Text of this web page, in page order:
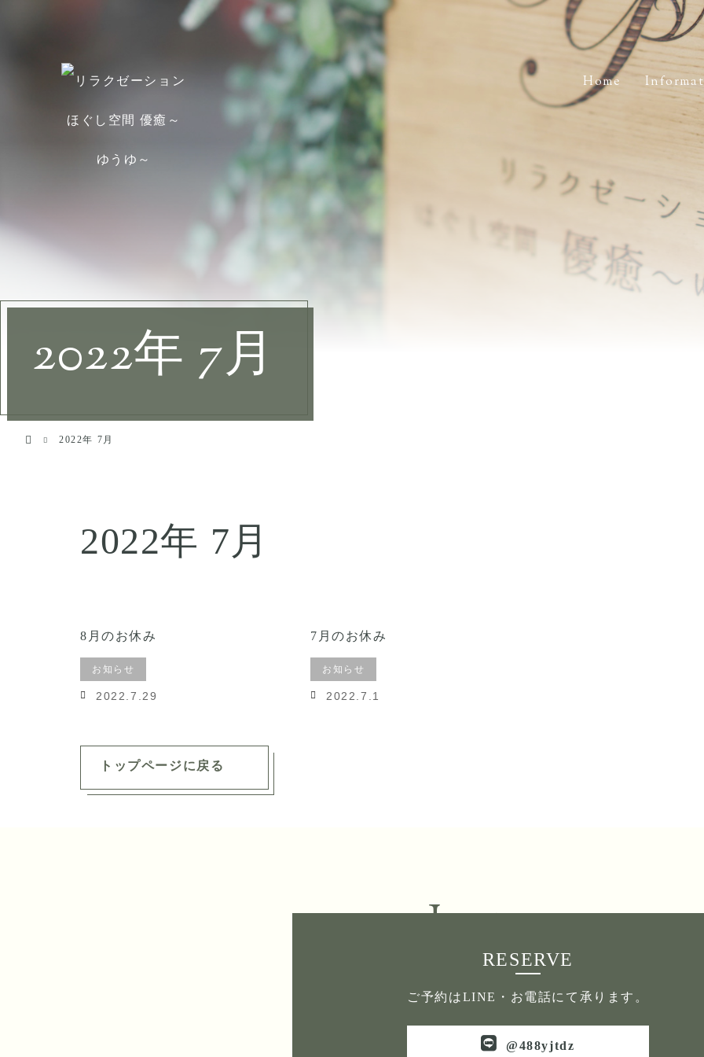
Home
Information
Contact
2022年 7月
ホーム
2022年 7月
2022年 7月
8月のお休み
お知らせ
2022.7.29
7月のお休み
お知らせ
2022.7.1
トップページに戻る
Instagram
RESERVE
ご予約はLINE・お電話にて承ります。
@488yjtdz